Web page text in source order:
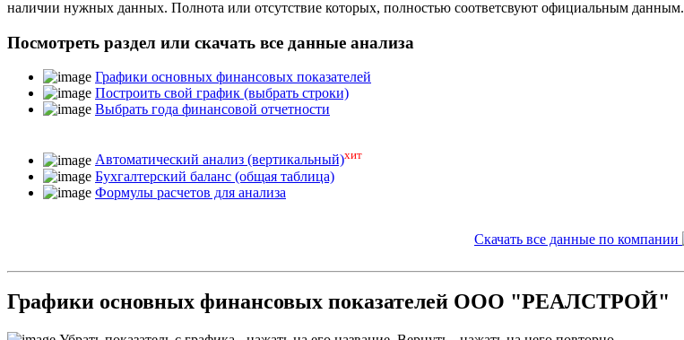
наличии нужных данных. Полнота или отсутствие которых, полностью соответсвуют официальным данным.
Посмотреть раздел или скачать все данные анализа
Графики основных финансовых показателей
Построить свой график (выбрать строки)
Выбрать года финансовой отчетности
Автоматический анализ (вертикальный)хит
Бухгалтерский баланс (общая таблица)
Формулы расчетов для анализа
Скачать все данные по компании
Графики основных финансовых показателей ООО "РЕАЛСТРОЙ"